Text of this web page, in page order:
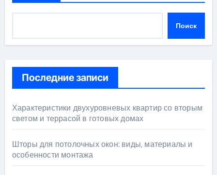
Поиск
Последние записи
Характеристики двухуровневых квартир со вторым
светом и террасой в готовых домах
Шторы для потолочных окон: виды, материалы и
особенности монтажа